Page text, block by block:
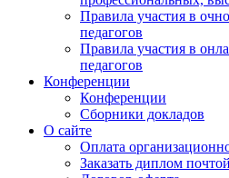
Правила участия в
педагогов
Правила участия в
педагогов
Конференции
Конференции
Сборники докладов
О сайте
Оплата
Заказать диплом